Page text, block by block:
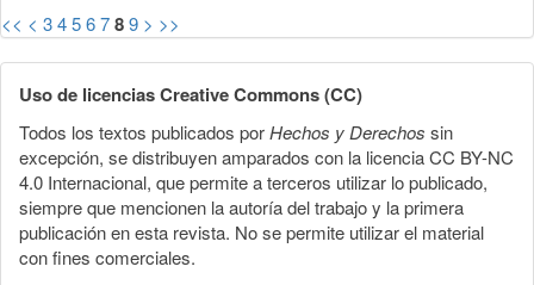
<< < 3456789 > >>
Uso de licencias Creative Commons (CC)
Todos los textos publicados porHechos y Derechos sin
excepción, se distribuyen amparados con la licencia CC BY-NC
4.0 Internacional, que permite a terceros utilizar lo publicado,
siempre que mencionen la autoría del trabajo y la primera
publicación en esta revista. No se permite utilizar el material
con fines comerciales.